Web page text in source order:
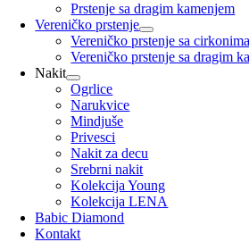
Prstenje sa dragim kamenjem
Vereničko prstenje
Vereničko prstenje sa cirkonima
Vereničko prstenje sa dragim
Nakit
Ogrlice
Narukvice
Mindjuše
Privesci
Nakit za decu
Srebrni nakit
Kolekcija Young
Kolekcija LENA
Babic Diamond
Kontakt